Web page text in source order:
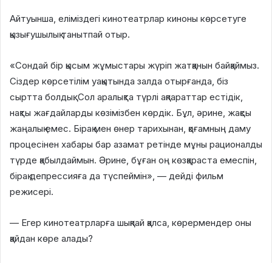
Айтуынша, еліміздегі кинотеатрлар киноны көрсетуге
қызығушылық танытпай отыр.
«Сондай бір қысым жұмыстары жүріп жатқанын байқаймыз.
Сіздер көрсетілім уақытында залда отырғанда, біз
сыртта болдық. Сол аралықта түрлі ақпараттар естідік,
нақты жағдайларды көзімізбен көрдік. Бұл, әрине, жақсы
жаңалық емес. Бірақ мен өнер тарихынан, қоғамның даму
процесінен хабары бар азамат ретінде мұны рационалды
түрде қабылдаймын. Әрине, бұған оң көзқараста емеспін,
бірақ депрессияға да түспеймін», — дейді фильм
режисері.
— Егер кинотеатрларға шықпай қалса, көрермендер оны
қайдан көре алады?